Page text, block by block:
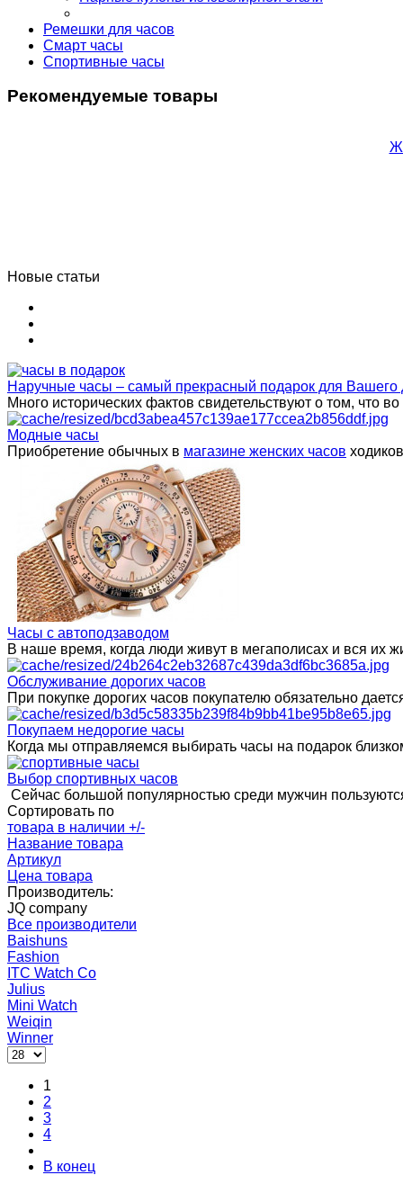
Ремешки для часов
Смарт часы
Спортивные часы
Рекомендуемые товары
Новые статьи
Наручные часы – самый прекрасный подарок для Вашего
Много исторических фактов свидетельствуют о том, что
Модные часы
Приобретение обычных в магазине женских часов
Часы с автоподзаводом
В наше время, когда люди живут в мегаполисах и вся
Обслуживание дорогих часов
При покупке дорогих часов покупателю обязательно
Покупаем недорогие часы
Когда мы отправляемся выбирать часы на подарок
Выбор спортивных часов
Сейчас большой популярностью среди мужчин
Сортировать по
товара в наличии +/-
Название товара
Артикул
Цена товара
Производитель:
JQ company
Все производители
Baishuns
Fashion
ITC Watch Co
Julius
Mini Watch
Weiqin
Winner
1
2
3
4
В конец